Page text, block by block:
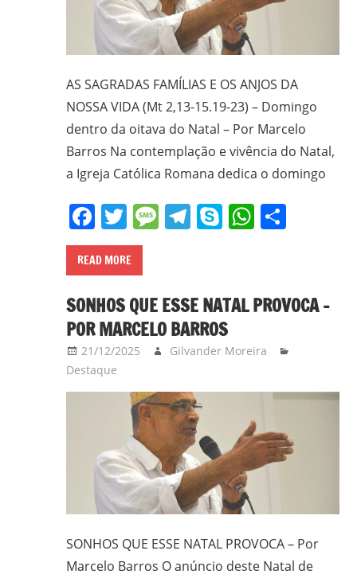
Populares
Urbanos,
www.gilvander.org.br
www.freigilvander.blogspot.com.br
www.twitter.com/gilvanderluis
AS SAGRADAS FAMÍLIAS E OS ANJOS DA
NOSSA VIDA (Mt 2,13-15.19-23) – Domingo
dentro da oitava do Natal – Por Marcelo
Barros Na contemplação e vivência do Natal,
a Igreja Católica Romana dedica o domingo
Facebook
Twitter
Message
Telegram
SkypeShare
READ MORE
SONHOS QUE ESSE NATAL PROVOCA –
POR MARCELO BARROS
21/12/2025
Gilvander Moreira
Destaque
SONHOS QUE ESSE NATAL PROVOCA – Por
Marcelo Barros O anúncio deste Natal de